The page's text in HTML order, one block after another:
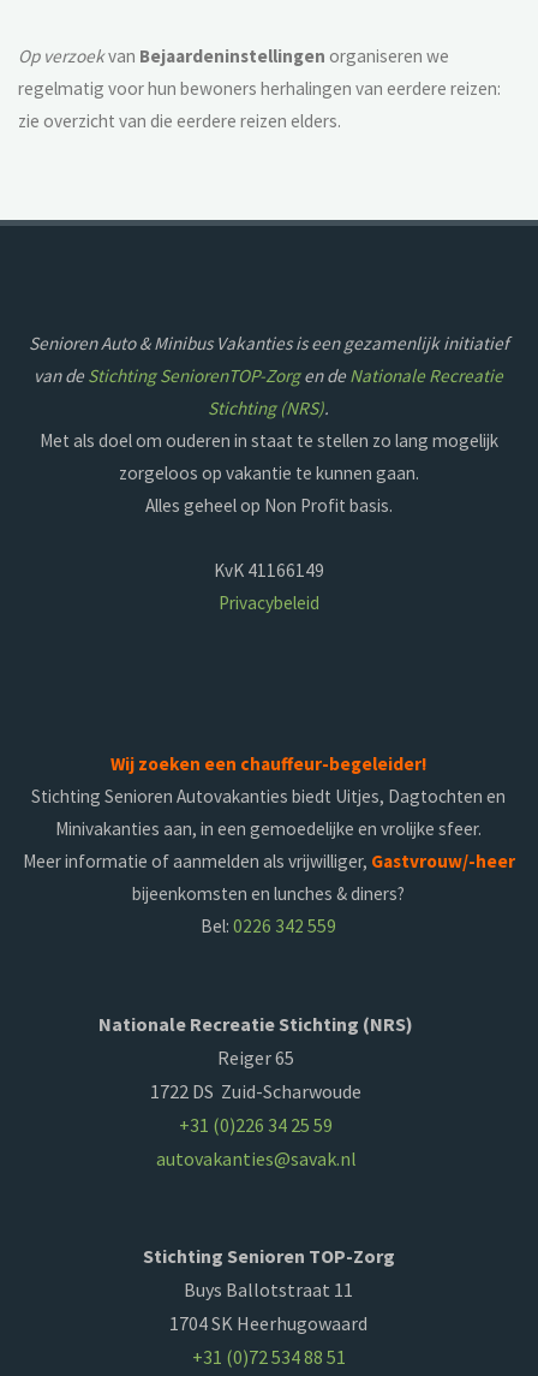
Op verzoekvan Bejaardeninstellingen organiseren we
regelmatig voor hun bewoners herhalingen van eerdere reizen:
zie overzicht van die eerdere reizen elders.
Senioren Auto & Minibus Vakanties is een gezamenlijk initiatief
van de Stichting SeniorenTOP-Zorgen de Nationale Recreatie
Stichting (NRS).
Met als doel om ouderen in staat te stellen zo lang mogelijk
zorgeloos op vakantie te kunnen gaan.
Alles geheel op Non Profit basis.
KvK 41166149
Privacybeleid
Wij zoeken een chauffeur-begeleider!
Stichting Senioren Autovakanties biedt Uitjes, Dagtochten en
Minivakanties aan, in een gemoedelijke en vrolijke sfeer.
Meer informatie of aanmelden als vrijwilliger, Gastvrouw/-heer
bijeenkomsten en lunches & diners?
Bel:0226 342 559
Nationale Recreatie Stichting (NRS)
Reiger 65
1722 DS Zuid-Scharwoude
+31 (0)226 34 25 59
autovakanties@savak.nl
Stichting Senioren TOP-Zorg
Buys Ballotstraat 11
1704 SK Heerhugowaard
+31 (0)72 534 88 51